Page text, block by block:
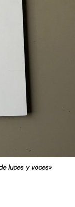
luces y voces»